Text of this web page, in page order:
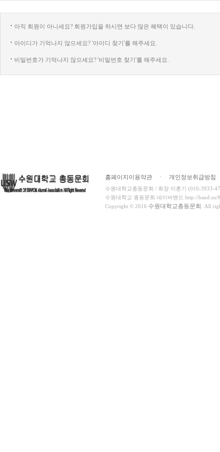
아직 회원이 아니세요? 회원가입을 하시면 보다 많은 혜택이 있습니다.
아이디가 기억나지 않으세요? '아이디 찾기'를 해주세요.
비밀번호가 기억나지 않으세요? '비밀번호 찾기'를 해주세요.
홈페이지이용약관 ㆍ 개인정보취급방침
수원대학교총동문회 / 회장 이훈기 (010-3933-
수원대학교 총동문회 네이버밴드 http://band.us/
Copyright © 2016 수원대학교총동문회 . All